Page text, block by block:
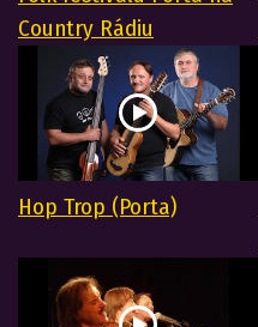
Country Rádiu
Hop Trop (Porta)